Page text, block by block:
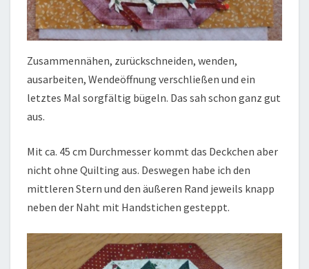
Zusammennähen, zurückschneiden, wenden,
ausarbeiten, Wendeöffnung verschließen und ein
letztes Mal sorgfältig bügeln. Das sah schon ganz gut
aus.
Mit ca. 45 cm Durchmesser kommt das Deckchen aber
nicht ohne Quilting aus. Deswegen habe ich den
mittleren Stern und den äußeren Rand jeweils knapp
neben der Naht mit Handstichen gesteppt.